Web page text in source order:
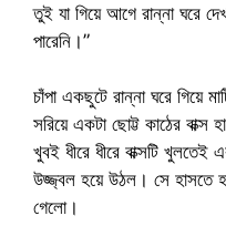
তুই যা গিয়ে আগে রান্না ঘরে
পারেনি।”
চাঁপা একছুটে রান্না ঘরে গিয়ে
সরিয়ে একটা ছোট্ট কাঠের
খুবই ধীরে ধীরে বাক্সটি
উজ্জ্বল হয়ে উঠল। সে হাসতে
গেলো।